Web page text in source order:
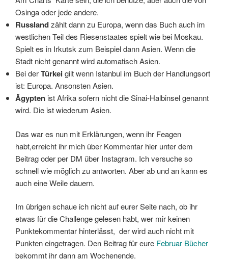
Osinga oder jede andere.
Russlandzählt dann zu Europa, wenn das Buch auch im
westlichen Teil des Riesenstaates spielt wie bei Moskau.
Spielt es in Irkutsk zum Beispiel dann Asien. Wenn die
Stadt nicht genannt wird automatisch Asien.
Bei derTürkeigilt wenn Istanbul im Buch der Handlungsort
ist: Europa. Ansonsten Asien.
Ägypten ist Afrika sofern nicht die Sinai-Halbinsel genannt
wird. Die ist wiederum Asien.
Das war es nun mit Erklärungen, wenn ihr Feagen
habt,erreicht ihr mich über Kommentar hier unter dem
Beitrag oder per DM über Instagram. Ich versuche so
schnell wie möglich zu antworten. Aber ab und an kann es
auch eine Weile dauern.
Im übrigen schaue ich nicht auf eurer Seite nach, ob ihr
etwas für die Challenge gelesen habt, wer mir keinen
Punktekommentar hinterlässt, der wird auch nicht mit
Punkten eingetragen. Den Beitrag für eure Februar Bücher
bekommt ihr dann am Wochenende.